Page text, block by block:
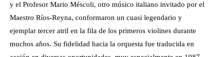
y el Profesor Mario Méscoli, otro músico italiano invitado por el
Maestro Ríos-Reyna, conformaron un cuasi legendario y
ejemplar tercer atril en la fila de los primeros violines durante
muchos años. Su fidelidad hacia la orquesta fue traducida en